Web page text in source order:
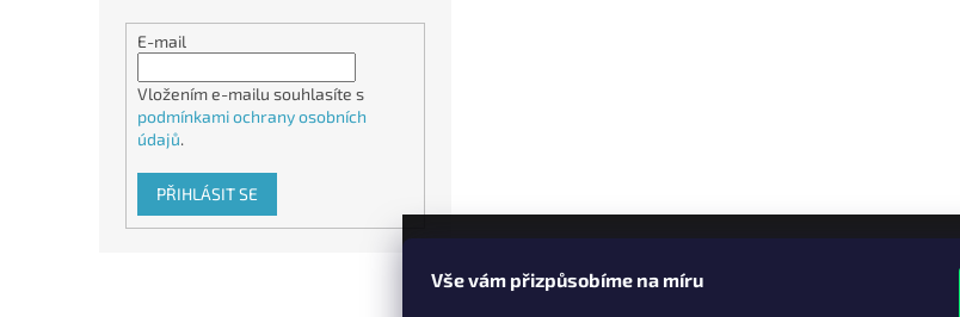
Vše vám přizpůsobíme na míru
E-mail
Vložením e-mailu souhlasíte s
podmínkami ochrany osobních
údajů.
PŘIHLÁSIT SE